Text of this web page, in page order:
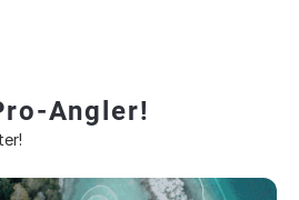
Angler!